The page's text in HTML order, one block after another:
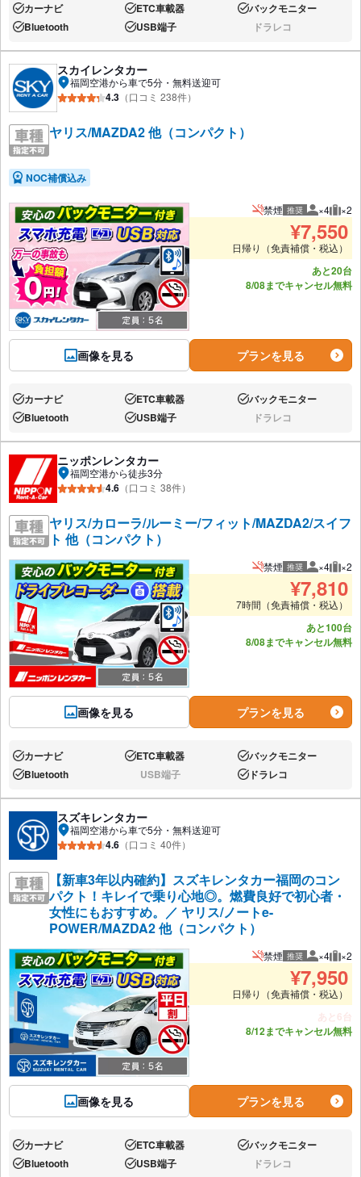
あり:カーナビ あり:ETC車載器 あり:バックモニター
あり:Bluetooth あり:USB端子 なし:ドラレコ
スカイレンタカー
福岡空港から車で5分・無料送迎可
4.3 （口コミ 238件）
ヤリス/MAZDA2 他（コンパクト）
NOC補償込み
画像を見る
禁煙 推奨 推奨人数
×4 推
×2
¥7,550
日帰り（免責補償・税込）
あと20台
8/08までキャンセル無料
プランを見る
あり:カーナビ あり:ETC車載器 あり:バックモニター
あり:Bluetooth あり:USB端子 なし:ドラレコ
ニッポンレンタカー
福岡空港から徒歩3分
4.6 （口コミ 38件）
ヤリス/カローラ/ルーミー/フィット/MAZDA2/スイフ
ト 他（コンパクト）
画像を見る
禁煙 推奨 推奨人数
×4 推
×2
¥7,810
7時間（免責補償・税込）
あと100台
8/08までキャンセル無料
プランを見る
あり:カーナビ あり:ETC車載器 あり:バックモニター
あり:Bluetooth なし:USB端子 あり:ドラレコ
スズキレンタカー
福岡空港から車で5分・無料送迎可
4.6 （口コミ 40件）
【新車3年以内確約】スズキレンタカー福岡のコン
パクト！キレイで乗り心地◎。燃費良好で初心者・
女性にもおすすめ。／ ヤリス/ノートe-
POWER/MAZDA2 他（コンパクト）
画像を見る
禁煙 推奨 推奨人数
×4 推
×2
¥7,950
日帰り（免責補償・税込）
あと6台
8/12までキャンセル無料
プランを見る
あり:カーナビ あり:ETC車載器 あり:バックモニター
あり:Bluetooth あり:USB端子 なし:ドラレコ